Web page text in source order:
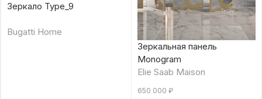
Зеркало Type_9
Bugatti Home
Зеркальная панель
Monogram
Elie Saab Maison
650 000 ₽